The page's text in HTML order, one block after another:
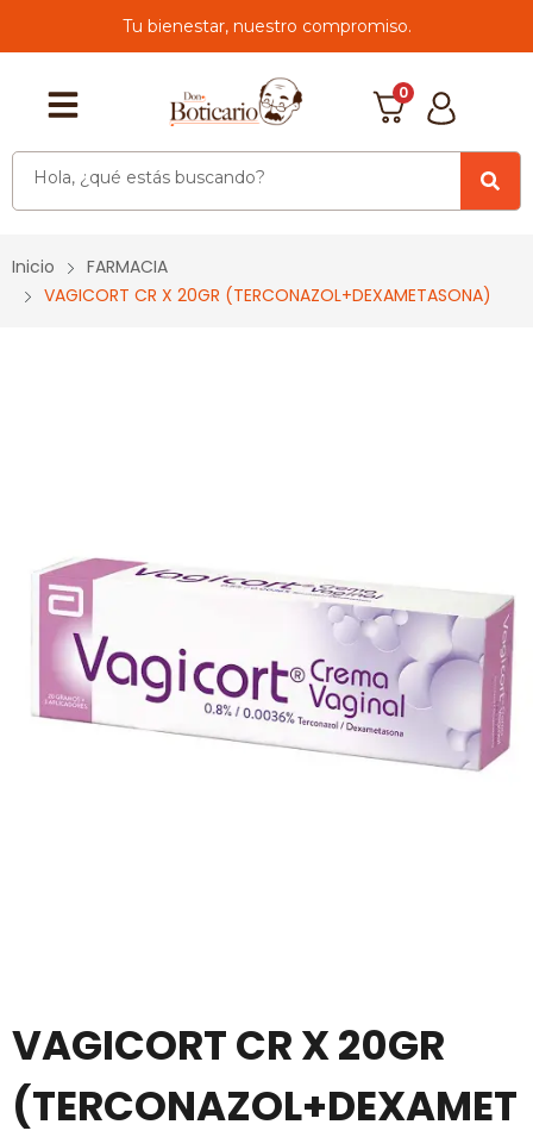
Tu bienestar, nuestro compromiso.
0
Inicio
FARMACIA
VAGICORT CR X 20GR (TERCONAZOL+DEXAMETASONA)
VAGICORT CR X 20GR
(TERCONAZOL+DEXAMET